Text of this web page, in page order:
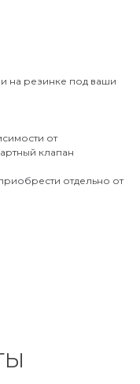
на резинке под ваши
от
клапан
отдельно от